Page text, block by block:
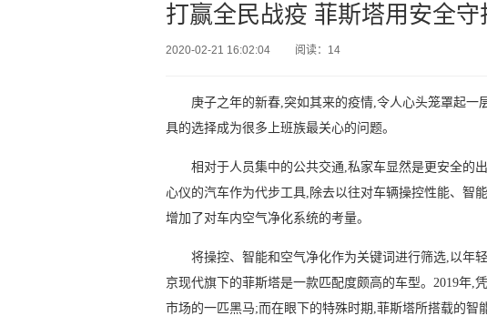
打赢全民战疫 菲斯塔用安全守
2020-02-21 16:02:04 阅读：14
庚子之年的新春,突如其来的疫情,令人心头笼罩起
具的选择成为很多上班族最关心的问题。
相对于人员集中的公共交通,私家车显然是更安全的
心仪的汽车作为代步工具,除去以往对车辆操控性能、智
增加了对车内空气净化系统的考量。
将操控、智能和空气净化作为关键词进行筛选,以年
京现代旗下的菲斯塔是一款匹配度颇高的车型。2019年,
市场的一匹黑马;而在眼下的特殊时期,菲斯塔所搭载的